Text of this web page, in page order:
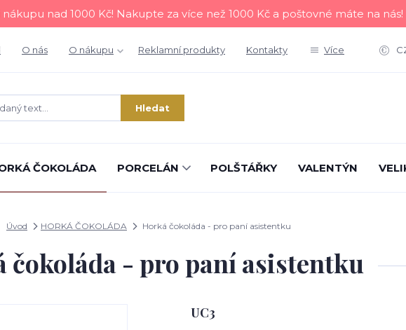
nad 1000 Kč! Nakupte za více než 1000 Kč a poštovné máte na nás!
O nás O nákupu Reklamní produkty Kontakty Více
Hledat
ČOKOLÁDA PORCELÁN POLŠTÁŘKY VALENTÝN
Úvod HORKÁ ČOKOLÁDA Horká čokoláda - pro paní asistentku
čokoláda - pro paní asistentku
UC3